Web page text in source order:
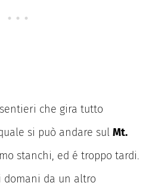
che gira tutto
si può andare sul Mt.
stanchi, ed é troppo tardi.
domani da un altro